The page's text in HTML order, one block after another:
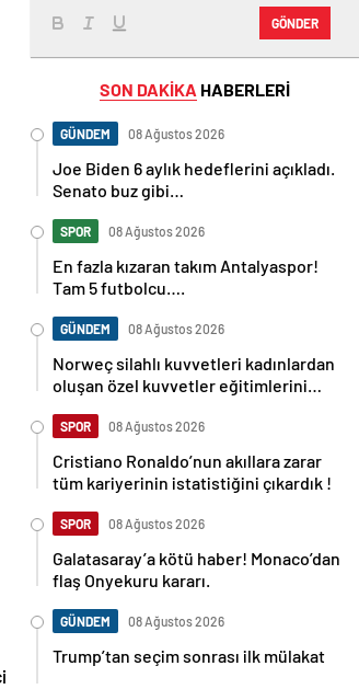
GÖNDER
SON DAKİKA HABERLERİ
GÜNDEM 08 Ağustos 2026
Joe Biden 6 aylık hedeflerini açıkladı.
Senato buz gibi…
SPOR 08 Ağustos 2026
En fazla kızaran takım Antalyaspor!
Tam 5 futbolcu….
GÜNDEM 08 Ağustos 2026
Norweç silahlı kuvvetleri kadınlardan
oluşan özel kuvvetler eğitimlerini
SPOR 08 Ağustos 2026
Cristiano Ronaldo’nun akıllara zarar
tüm kariyerinin istatistiğini çıkardık !
SPOR 08 Ağustos 2026
Galatasaray’a kötü haber! Monaco’dan
flaş Onyekuru kararı.
GÜNDEM 08 Ağustos 2026
Trump’tan seçim sonrası ilk mülakat